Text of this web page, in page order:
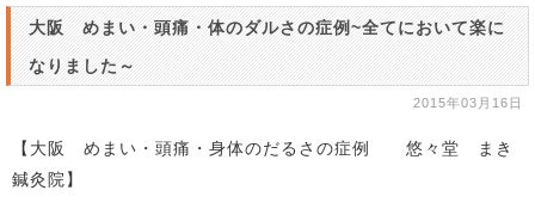
大阪 めまい・頭痛・体のダルさの症例~全てにおいて楽に
なりました～
2015年03月16日
【大阪 めまい・頭痛・身体のだるさの症例 悠々堂 まき
鍼灸院】